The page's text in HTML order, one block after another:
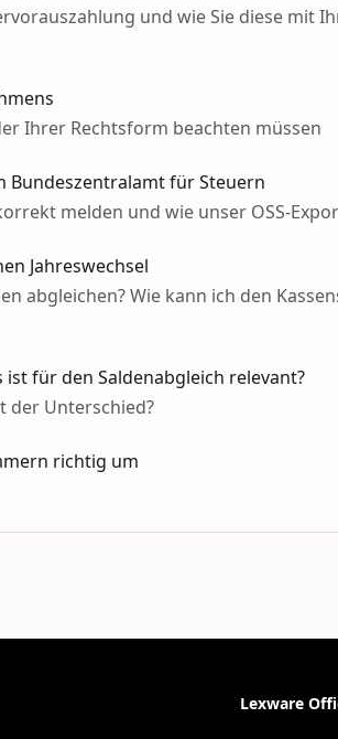
und wie Sie diese mit
Ihrer Rechtsform beachten müssen
Bundeszentralamt für Steuern
melden und wie unser OSS-
Jahreswechsel
abgleichen? Wie kann ich den
für den Saldenabgleich relevant?
der Unterschied?
richtig um
Lexware